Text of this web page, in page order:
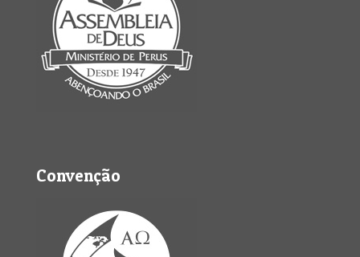
Convenção